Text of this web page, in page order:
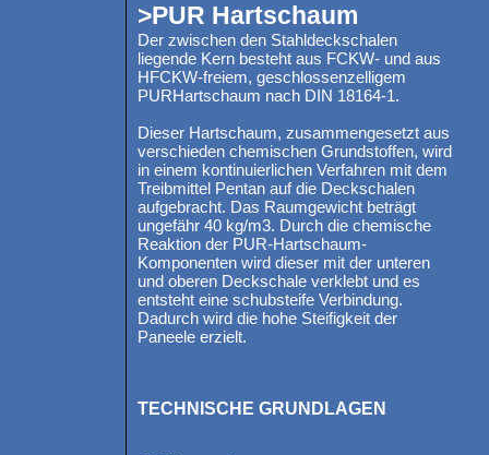
>PUR Hartschaum
Der zwischen den Stahldeckschalen
liegende Kern besteht aus FCKW- und aus
HFCKW-freiem, geschlossenzelligem
PURHartschaum nach DIN 18164-1.
Dieser Hartschaum, zusammengesetzt aus
verschieden chemischen Grundstoffen, wird
in einem kontinuierlichen Verfahren mit dem
Treibmittel Pentan auf die Deckschalen
aufgebracht. Das Raumgewicht beträgt
ungefähr 40 kg/m3. Durch die chemische
Reaktion der PUR-Hartschaum-
Komponenten wird dieser mit der unteren
und oberen Deckschale verklebt und es
entsteht eine schubsteife Verbindung.
Dadurch wird die hohe Steifigkeit der
Paneele erzielt.
TECHNISCHE GRUNDLAGEN